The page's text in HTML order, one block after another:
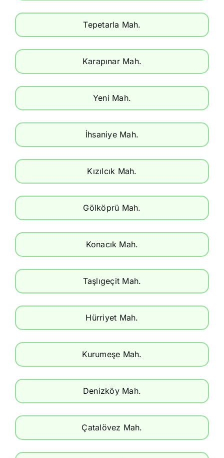
Tepetarla Mah.
Karapınar Mah.
Yeni Mah.
İhsaniye Mah.
Kızılcık Mah.
Gölköprü Mah.
Konacık Mah.
Taşlıgeçit Mah.
Hürriyet Mah.
Kurumeşe Mah.
Denizköy Mah.
Çatalövez Mah.